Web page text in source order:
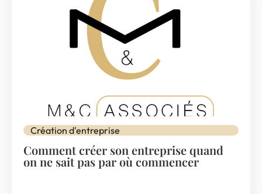
Création d'entreprise
Comment créer son entreprise quand
on ne sait pas par où commencer